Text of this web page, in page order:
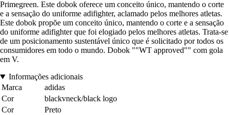
Primegreen. Este dobok oferece um conceito único, mantendo o corte
e a sensação do uniforme adifighter, aclamado pelos melhores atletas.
Este dobok propõe um conceito único, mantendo o corte e a sensação
do uniforme adifighter que foi elogiado pelos melhores atletas. Trata-se
de um posicionamento sustentável único que é solicitado por todos os
consumidores em todo o mundo. Dobok ""WT approved"" com gola
em V.
Informações adicionais
Marca
adidas
Cor
blackvneck/black logo
Cor
Preto